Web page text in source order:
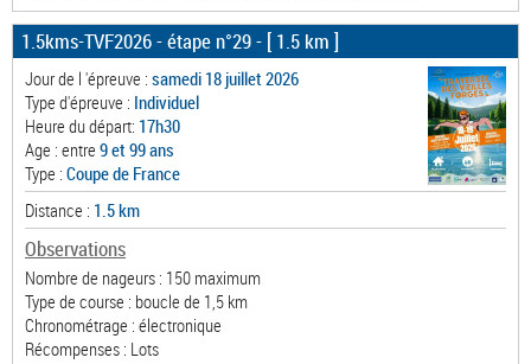
1.5kms-TVF2026 - étape n°29- [ 1.5 km ]
Jour de l 'épreuve : samedi 18 juillet 2026
Type d'épreuve : Individuel
Heure du départ: 17h30
Age : entre 9 et 99 ans
Type : Coupe de France
Distance : 1.5 km
Observations
Nombre de nageurs : 150 maximum
Type de course : boucle de 1,5 km
Chronométrage : électronique
Récompenses : Lots